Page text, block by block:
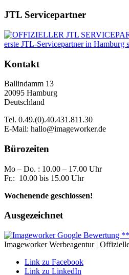
JTL Servicepartner
Kontakt
Ballindamm 13
20095 Hamburg
Deutschland
Tel. 0.49.(0).40.431.811.30
E-Mail: hallo@imageworker.de
Bürozeiten
Mo – Do. : 10.00 – 17.00 Uhr
Fr.: 10.00 bis 15.00 Uhr
Wochenende geschlossen!
Ausgezeichnet
Imageworker Werbeagentur |
Link zu Facebook
Link zu LinkedIn